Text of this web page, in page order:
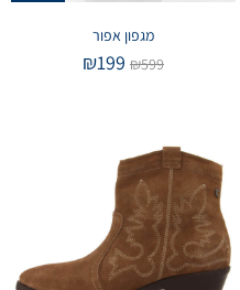
מגפון אפור
₪599
₪199